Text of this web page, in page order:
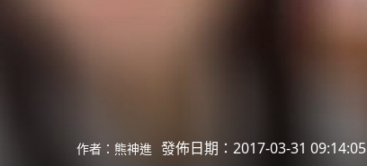
作者：熊神進 發佈日期：2017-03-31 09:14:05